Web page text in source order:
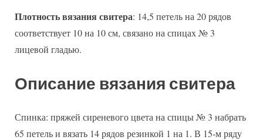
Плотность вязания свитера: 14,5 петель на 20 рядов
соответствует 10 на 10 см, связано на спицах № 3
лицевой гладью.
Описание вязания свитера
Спинка: пряжей сиреневого цвета на спицы № 3 набрать
65 петель и вязать 14 рядов резинкой 1 на 1. В 15-м ряду